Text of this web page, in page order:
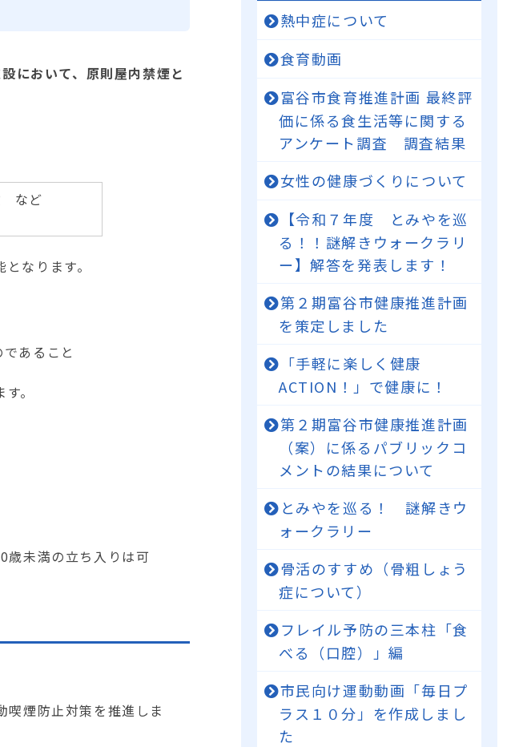
において、原則屋内禁煙と
など
なります。
あること
。
歳未満の立ち入りは可
煙防止対策を推進しま
熱中症について
食育動画
富谷市食育推進計画 最終評
価に係る食生活等に関する
アンケート調査 調査結果
女性の健康づくりについて
【令和７年度 とみやを巡
る！！謎解きウォークラリ
ー】解答を発表します！
第２期富谷市健康推進計画
を策定しました
「手軽に楽しく健康
ACTION！」で健康に！
第２期富谷市健康推進計画
（案）に係るパブリックコ
メントの結果について
とみやを巡る！ 謎解きウ
ォークラリー
骨活のすすめ（骨粗しょう
症について）
フレイル予防の三本柱「食
べる（口腔）」編
市民向け運動動画「毎日プ
ラス１０分」を作成しまし
た